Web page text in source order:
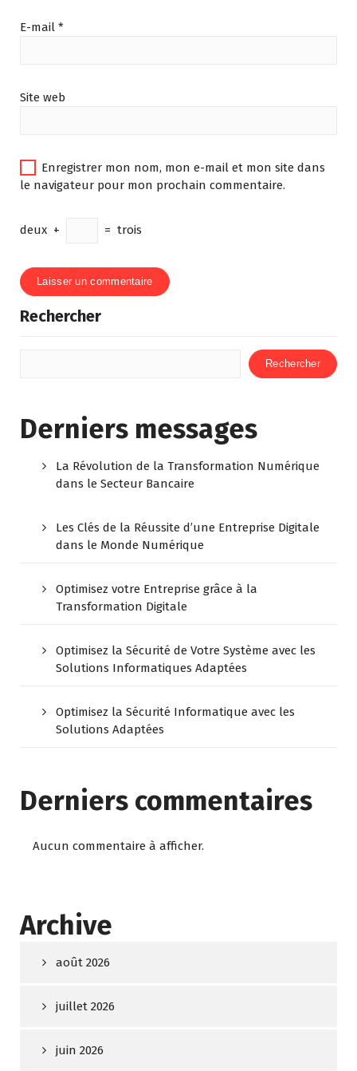
E-mail *
Site web
Enregistrer mon nom, mon e-mail et mon site dans
le navigateur pour mon prochain commentaire.
deux + = trois
Rechercher
Rechercher
Derniers messages
La Révolution de la Transformation Numérique
dans le Secteur Bancaire
Les Clés de la Réussite d’une Entreprise Digitale
dans le Monde Numérique
Optimisez votre Entreprise grâce à la
Transformation Digitale
Optimisez la Sécurité de Votre Système avec les
Solutions Informatiques Adaptées
Optimisez la Sécurité Informatique avec les
Solutions Adaptées
Derniers commentaires
Aucun commentaire à afficher.
Archive
août 2026
juillet 2026
juin 2026